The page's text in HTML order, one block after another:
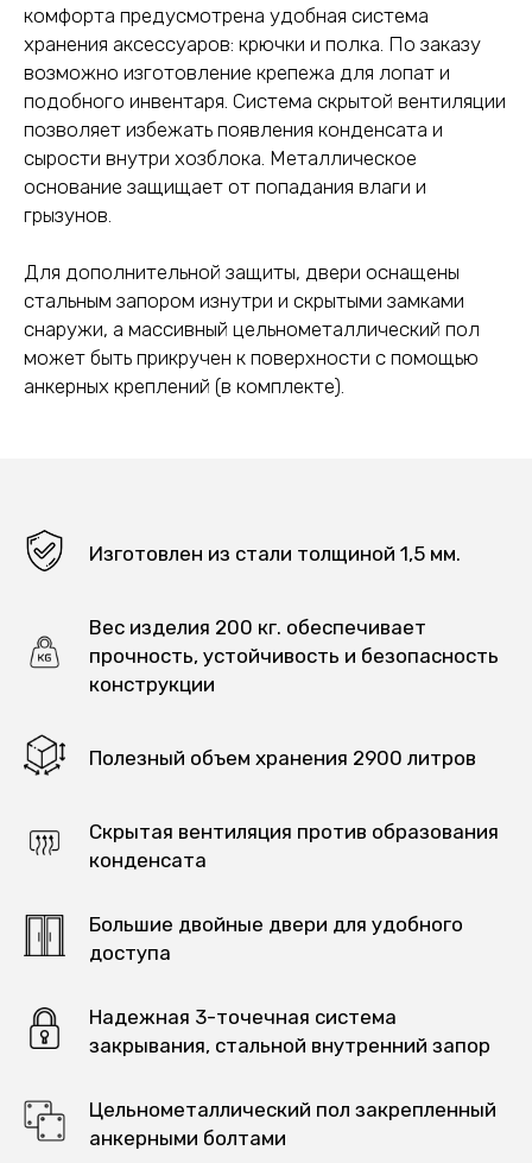
комфорта предусмотрена удобная система
хранения аксессуаров: крючки и полка. По заказу
возможно изготовление крепежа для лопат и
подобного инвентаря. Система скрытой вентиляции
позволяет избежать появления конденсата и
сырости внутри хозблока. Металлическое
основание защищает от попадания влаги и
грызунов.
Для дополнительной защиты, двери оснащены
стальным запором изнутри и скрытыми замками
снаружи, а массивный цельнометаллический пол
может быть прикручен к поверхности с помощью
анкерных креплений (в комплекте).
Изготовлен из стали толщиной 1,5 мм.
Вес изделия 200 кг. обеспечивает
прочность, устойчивость и безопасность
конструкции
Полезный объем хранения 2900 литров
Скрытая вентиляция против образования
конденсата
Большие двойные двери для удобного
доступа
Надежная 3-точечная система
закрывания, стальной внутренний запор
Цельнометаллический пол закрепленный
анкерными болтами